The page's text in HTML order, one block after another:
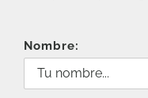
Nombre: